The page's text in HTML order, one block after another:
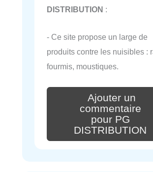
DISTRIBUTION :
- Ce site propose un large de
produits contre les nuisibles :
fourmis, moustiques.
Ajouter un
commentaire
pour PG
DISTRIBUTION